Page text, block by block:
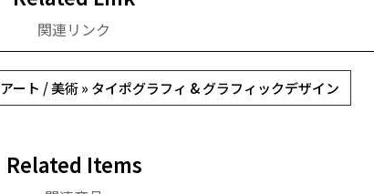
関連リンク
アート / 美術 » タイポグラフィ & グラフィックデザイン
Related Items